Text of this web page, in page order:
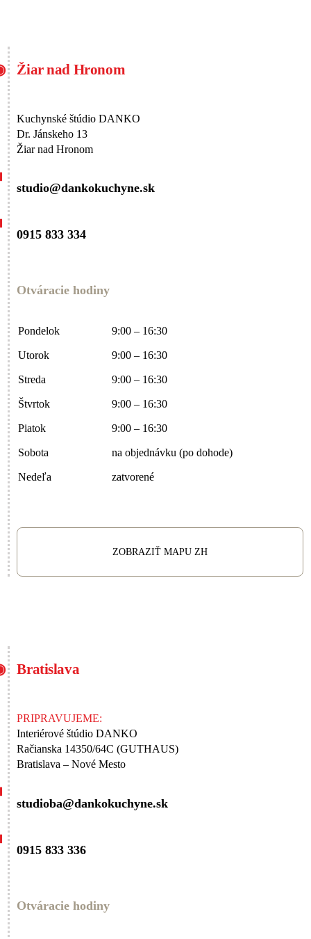
Žiar nad Hronom
Kuchynské štúdio DANKO
Dr. Jánskeho 13
Žiar nad Hronom
studio@dankokuchyne.sk
0915 833 334
Otváracie hodiny
Pondelok 9:00 – 16:30
Utorok 9:00 – 16:30
Streda 9:00 – 16:30
Štvrtok 9:00 – 16:30
Piatok 9:00 – 16:30
Sobota na objednávku (po dohode)
Nedeľa zatvorené
ZOBRAZIŤ MAPU ZH
Bratislava
PRIPRAVUJEME:
Interiérové štúdio DANKO
Račianska 14350/64C (GUTHAUS)
Bratislava – Nové Mesto
studioba@dankokuchyne.sk
0915 833 336
Otváracie hodiny